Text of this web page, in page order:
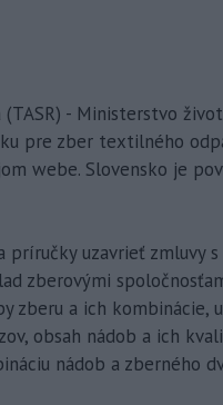
(TASR) - Ministerstvo
pre zber textilného
webe. Slovensko je
príručky uzavrieť zmluvy
zberovými
zberu a ich kombinácie,
obsah nádob a ich
nádob a zberného